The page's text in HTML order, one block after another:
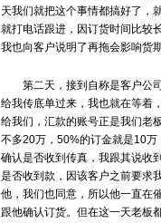
天我们就把这个事情都搞好了，
就打电话跟进，因订货时间比较
我也向客户说明了再拖会影响货
第二天，接到自称是客户公
给我传底单过来，我也就在等着
给我们，汇款的账号正是我们老
不多20万，50%的订金就是10
确认是否收到传真，我跟其说收
是否收到款，因该客户之前要求
他，我们也同意，所以他一直在
跟他确认订货。但在这一天老板